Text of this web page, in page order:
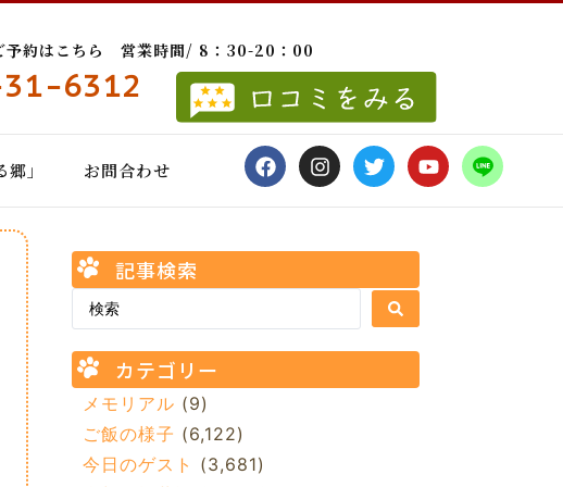
予約はこちら 営業時間/ 8：30-20：00
6312
」 お問合わせ
記事検索
カテゴリー
メモリアル (9)
ご飯の様子 (6,122)
今日のゲスト (3,681)